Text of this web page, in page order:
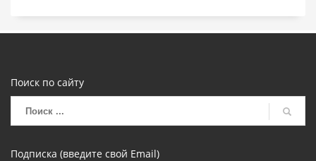
Поиск по сайту
Подписка (введите свой Email)